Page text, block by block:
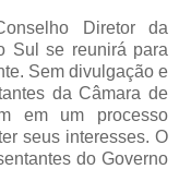
Diretor da
Sul se reunirá para
Sem divulgação e
da Câmara de
em um processo
seus interesses. O
do Governo